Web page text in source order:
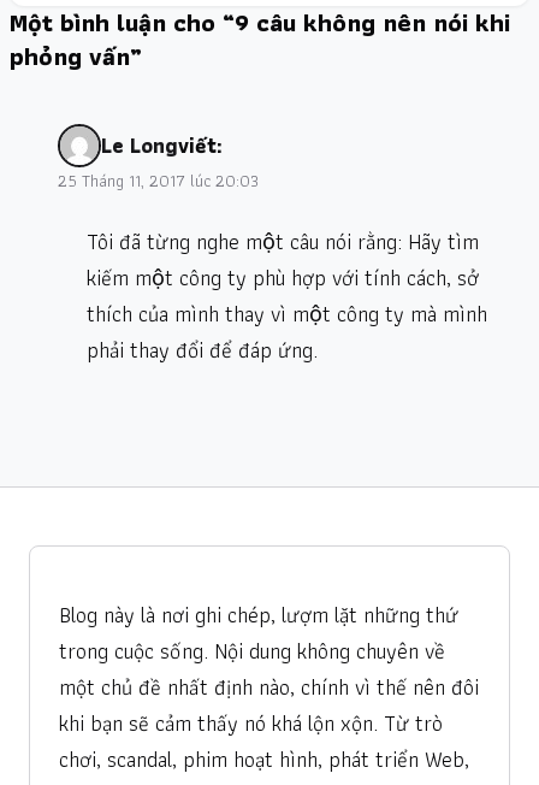
Một bình luận cho “9 câu không nên nói khi
phỏng vấn”
Le Longviết:
25 Tháng 11, 2017 lúc 20:03
Tôi đã từng nghe một câu nói rằng: Hãy tìm
kiếm một công ty phù hợp với tính cách, sở
thích của mình thay vì một công ty mà mình
phải thay đổi để đáp ứng.
Blog này là nơi ghi chép, lượm lặt những thứ
trong cuộc sống. Nội dung không chuyên về
một chủ đề nhất định nào, chính vì thế nên đôi
khi bạn sẽ cảm thấy nó khá lộn xộn. Từ trò
chơi, scandal, phim hoạt hình, phát triển Web,